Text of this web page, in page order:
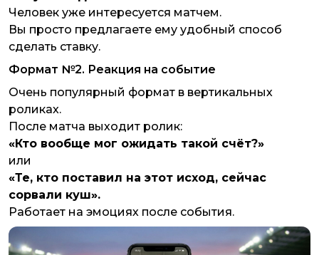
Человек уже интересуется матчем.
Вы просто предлагаете ему удобный способ
сделать ставку.
Формат №2. Реакция на событие
Очень популярный формат в вертикальных
роликах.
После матча выходит ролик:
«Кто вообще мог ожидать такой счёт?»
или
«Те, кто поставил на этот исход, сейчас
сорвали куш».
Работает на эмоциях после события.